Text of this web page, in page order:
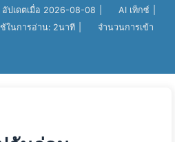
อัปเดตเมื่อ 2026-08-08 AI เท็กซ์
ช้ในการอ่าน: 2นาที
จำนวนการเข้า